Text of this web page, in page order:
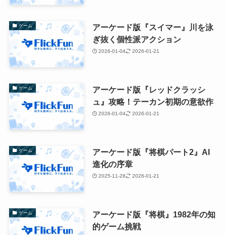
ゲーム
アーケード版『スイマー』川を泳
ぎ抜く個性派アクション
2026-01-04 2026-01-21
ゲーム
アーケード版『レッドクラッシ
ュ』攻略！テーカン初期の意欲作
2026-01-04 2026-01-21
ゲーム
アーケード版『将棋パート2』AI
進化の序章
2025-11-28 2026-01-21
ゲーム
アーケード版『将棋』1982年の知
的ゲーム挑戦